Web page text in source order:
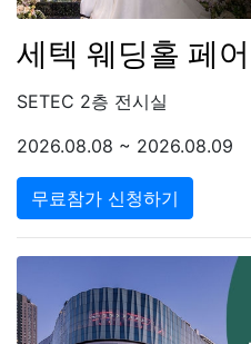
세텍 웨딩홀 페어
SETEC 2층 전시실
2026.08.08 ~ 2026.08.09
무료참가 신청하기